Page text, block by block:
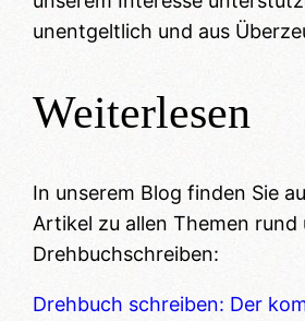
unentgeltlich und aus
Weiterlesen
In unserem Blog finden Sie
Artikel zu allen Themen rund
Drehbuchschreiben:
Drehbuch schreiben: Der